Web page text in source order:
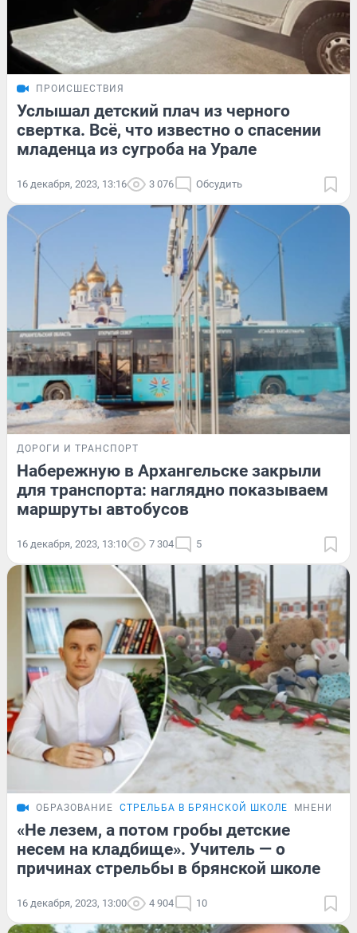
ПРОИСШЕСТВИЯ
Услышал детский плач из черного
свертка. Всё, что известно о спасении
младенца из сугроба на Урале
16 декабря, 2023, 13:16 3 076 Обсудить
ДОРОГИ И ТРАНСПОРТ
Набережную в Архангельске закрыли
для транспорта: наглядно показываем
маршруты автобусов
16 декабря, 2023, 13:10 7 304 5
ОБРАЗОВАНИЕ СТРЕЛЬБА В БРЯНСКОЙ ШКОЛЕ МНЕНИЕ
«Не лезем, а потом гробы детские
несем на кладбище». Учитель — о
причинах стрельбы в брянской школе
16 декабря, 2023, 13:00 4 904 10